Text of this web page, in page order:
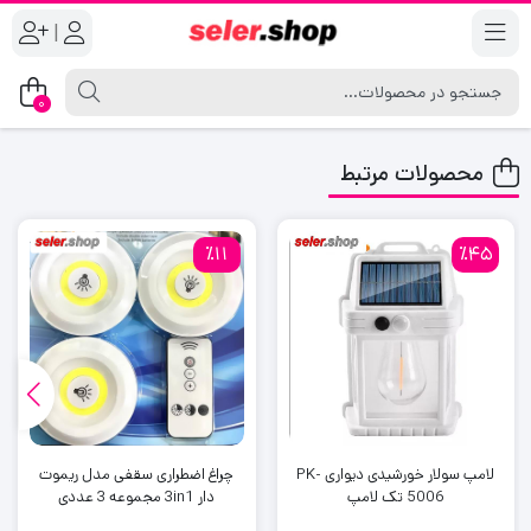
|
0
محصولات مرتبط
٪45
لامپ سولار خورشیدی دیواری PK-
5006 تک لامپ
٪11
چراغ اضطراری سقفی مدل ریموت
دار 3in1 مجموعه 3 عددی